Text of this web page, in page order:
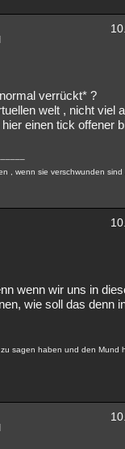
verrückt* ?
welt , nicht viel
einen tick offener
, wenn sie verschwunden sind
wenn wir uns in
wie soll das denn
sagen haben und den Mund